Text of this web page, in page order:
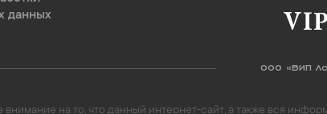
данных
ООО «ВИП
на то, что данный интернет-сайт, а также вся